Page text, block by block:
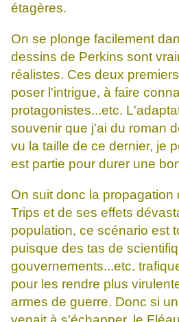
étagères.
On se plonge facilement
dessins de Perkins sont
réalistes. Ces deux
poser l'intrigue, à faire
protagonistes...etc.
souvenir que j'ai du roman
vu la taille de ce dernier, je
est partie pour durer une
On suit donc la propagation
Trips et de ses effets
population, ce scénario est
puisque des tas de
gouvernements...etc.
pour les rendre plus
armes de guerre. Donc si